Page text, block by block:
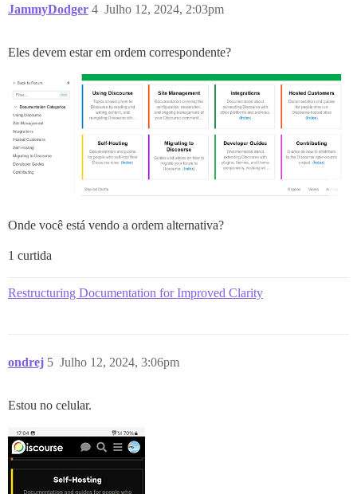
JammyDodger Julho 12, 2024, 2:03pm
4
Eles devem estar em ordem correspondente?
Onde você está vendo a ordem alternativa?
1 curtida
Restructuring Documentation for Improved Clarity
ondrej Julho 12, 2024, 3:06pm
5
Estou no celular.